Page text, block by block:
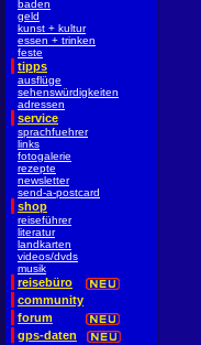
baden
geld
kunst + kultur
essen + trinken
feste
tipps
ausflüge
sehenswürdigkeiten
adressen
service
sprachfuehrer
links
fotogalerie
rezepte
newsletter
send-a-postcard
shop
reiseführer
literatur
landkarten
videos/dvds
musik
reisebüro
community
forum
gps-daten